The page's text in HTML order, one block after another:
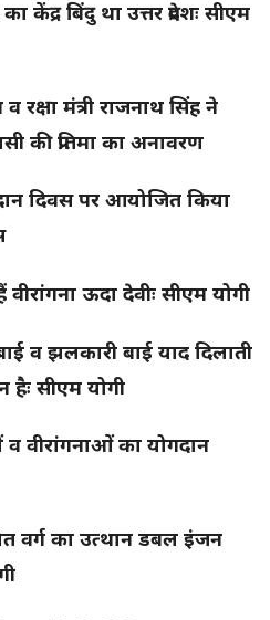
केंद्र बिंदु था उत्तर प्रदेशः सीएम
रक्षा मंत्री राजनाथ सिंह ने
की प्रतिमा का अनावरण
दिवस पर आयोजित किया
वीरांगना ऊदा देवीः सीएम योगी
व झलकारी बाई याद दिलाती
हैः सीएम योगी
व वीरांगनाओं का योगदान
वर्ग का उत्थान डबल इंजन